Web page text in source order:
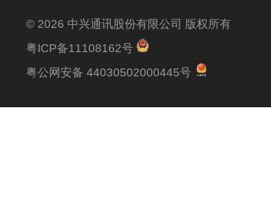
© 2026 中兴通讯股份有限公司 版权所有
粤ICP备11108162号
粤公网安备 44030502000445号